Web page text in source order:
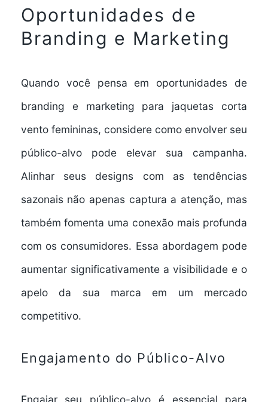
Oportunidades de
Branding e Marketing
Quando você pensa em oportunidades de
branding e marketing para jaquetas corta
vento femininas, considere como envolver seu
público-alvo pode elevar sua campanha.
Alinhar seus designs com as tendências
sazonais não apenas captura a atenção, mas
também fomenta uma conexão mais profunda
com os consumidores. Essa abordagem pode
aumentar significativamente a visibilidade e o
apelo da sua marca em um mercado
competitivo.
Engajamento do Público-Alvo